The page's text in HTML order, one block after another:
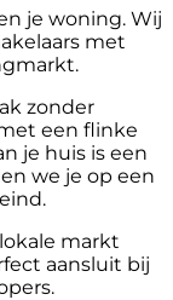
je woning. Wij
met
zonder
een flinke
je huis is een
we je op een
markt
aansluit bij